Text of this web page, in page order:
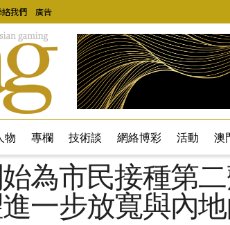
絡我們 廣告
物 專欄 技術談 網絡博彩 活動 澳
為市民接種第
一步放寬與內